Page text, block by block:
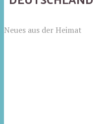
Neues aus der Heimat